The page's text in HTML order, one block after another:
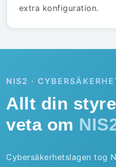
extra konfiguration.
NIS2 ·
Allt din
veta om
Cybersäkerhetslagen tog